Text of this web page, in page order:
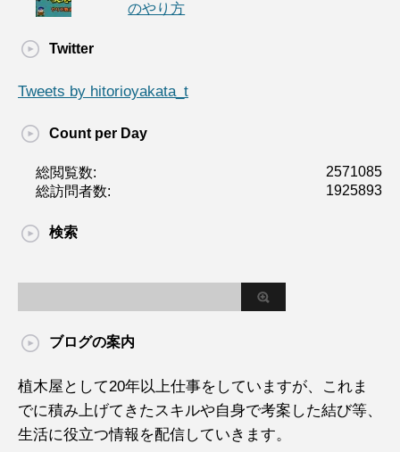
のやり方
Twitter
Tweets by hitorioyakata_t
Count per Day
2571085
総閲覧数:
1925893
総訪問者数:
検索
ブログの案内
植木屋として20年以上仕事をしていますが、これま
でに積み上げてきたスキルや自身で考案した結び等、
生活に役立つ情報を配信していきます。